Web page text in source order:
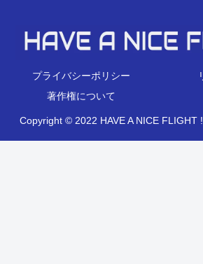
プライバシーポリシー
著作権について
Copyright © 2022 HAVE A NICE FLIGHT